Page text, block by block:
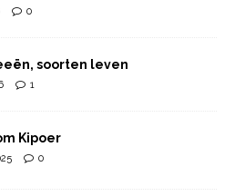
0
soorten leven
1
Kipoer
0